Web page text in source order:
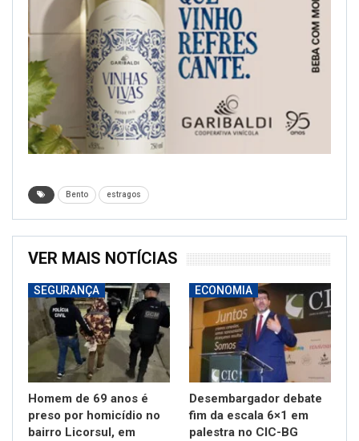
Bento estragos
VER MAIS NOTÍCIAS
SEGURANÇA
Homem de 69 anos é
preso por homicídio no
bairro Licorsul, em
ECONOMIA
Desembargador debate
fim da escala 6×1 em
palestra no CIC-BG